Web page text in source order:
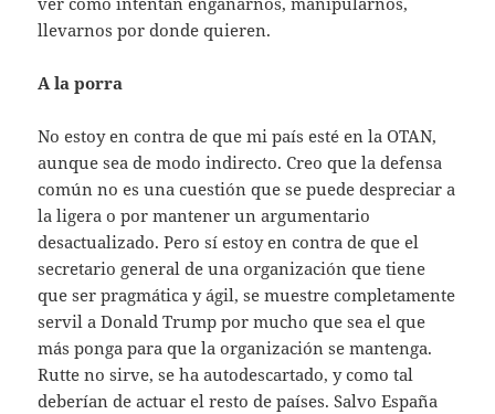
llevarnos por donde quieren.
A la porra
No estoy en contra de que mi país esté en la OTAN,
aunque sea de modo indirecto. Creo que la defensa
común no es una cuestión que se puede despreciar a
la ligera o por mantener un argumentario
desactualizado. Pero sí estoy en contra de que el
secretario general de una organización que tiene
que ser pragmática y ágil, se muestre completamente
servil a Donald Trump por mucho que sea el que
más ponga para que la organización se mantenga.
Rutte no sirve, se ha autodescartado, y como tal
deberían de actuar el resto de países. Salvo España